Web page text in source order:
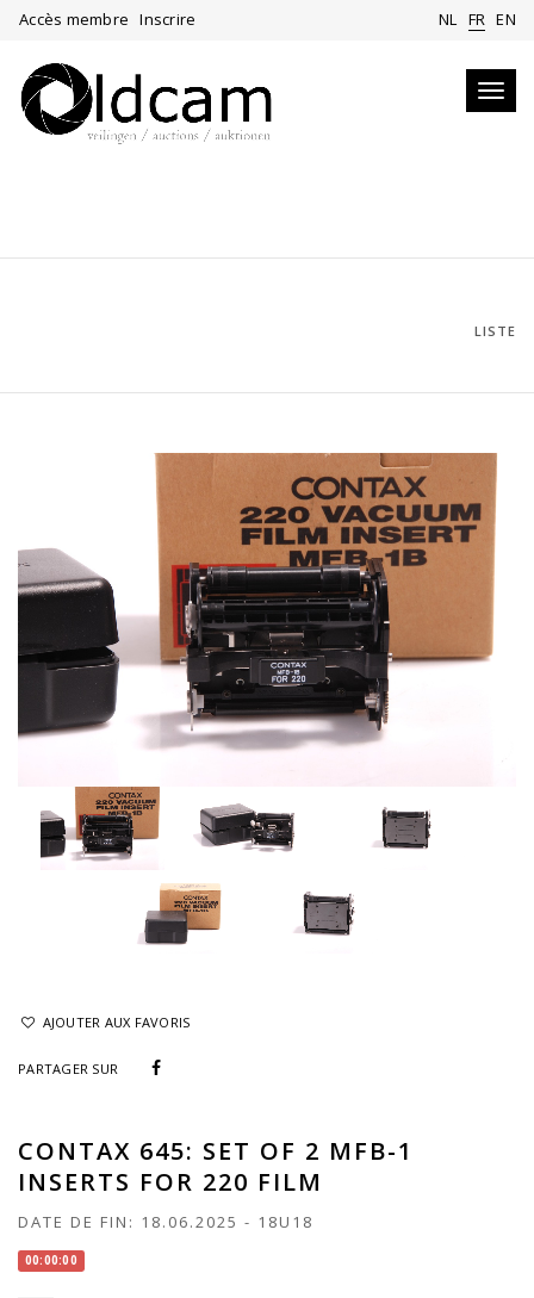
Accès membre Inscrire NL FR EN
LISTE
AJOUTER AUX FAVORIS
PARTAGER SUR
CONTAX 645: SET OF 2 MFB-1
INSERTS FOR 220 FILM
DATE DE FIN: 18.06.2025 - 18U18
00:00:00